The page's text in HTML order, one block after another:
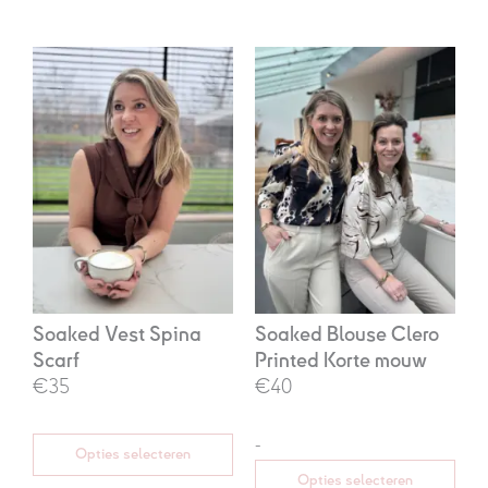
Soaked Vest Spina
Scarf
€35
Oorspronkelijke
prijs
was:
€69,95.
Huidige
prijs
is:
€35,00.
Opties selecteren
Soaked Blouse Clero
Printed Korte mouw
€40
-
Prijsklasse:
€40,00
€48,00
Opties selecteren